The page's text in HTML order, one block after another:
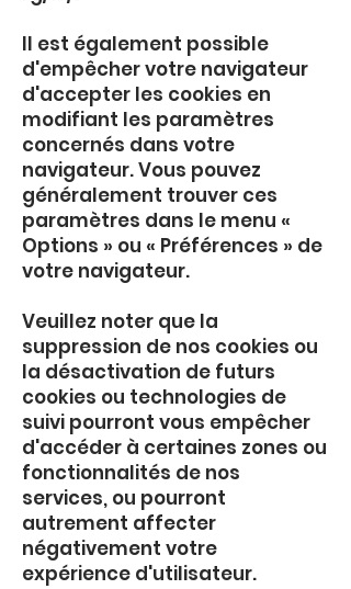
Il est également possible
d'empêcher votre navigateur
d'accepter les cookies en
modifiant les paramètres
concernés dans votre
navigateur. Vous pouvez
généralement trouver ces
paramètres dans le menu «
Options » ou « Préférences » de
votre navigateur.
Veuillez noter que la
suppression de nos cookies ou
la désactivation de futurs
cookies ou technologies de
suivi pourront vous empêcher
d'accéder à certaines zones ou
fonctionnalités de nos
services, ou pourront
autrement affecter
négativement votre
expérience d'utilisateur.